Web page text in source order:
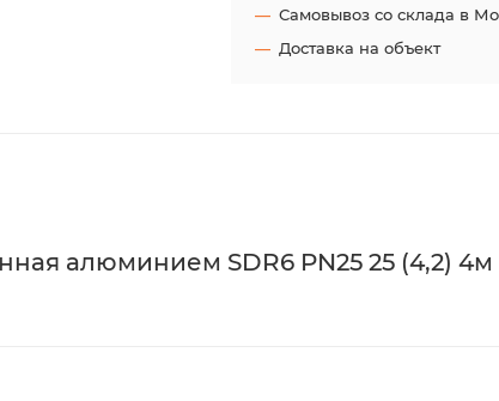
Самовывоз со склада в
Доставка на объект
алюминием SDR6 PN25 25 (4,2) 4м